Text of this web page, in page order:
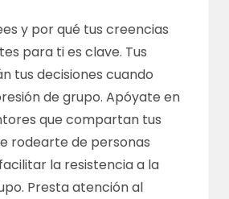
y por qué tus creencias
para ti es clave. Tus
tus decisiones cuando
de grupo. Apóyate en
que compartan tus
rodearte de personas
la resistencia a la
Presta atención al